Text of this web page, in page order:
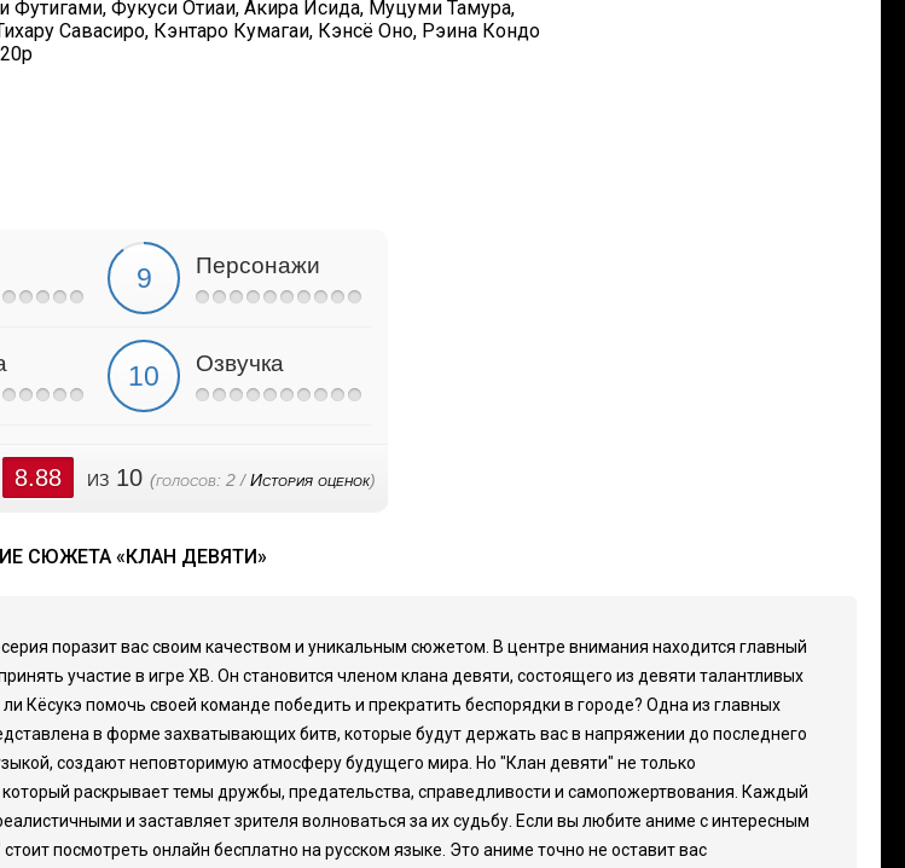
Футигами, Фукуси Отиаи, Акира Исида, Муцуми Тамура,
Савасиро, Кэнтаро Кумагаи, Кэнсё Оно, Рэина Кондо
Персонажи
Озвучка
8.88 из 10 (голосов: 2 /История оценок)
СЮЖЕТА «КЛАН ДЕВЯТИ»
поразит вас своим качеством и уникальным сюжетом. В центре внимания находится главный
участие в игре XB. Он становится членом клана девяти, состоящего из девяти талантливых
Кёсукэ помочь своей команде победить и прекратить беспорядки в городе? Одна из главных
в форме захватывающих битв, которые будут держать вас в напряжении до последнего
создают неповторимую атмосферу будущего мира. Но "Клан девяти" не только
раскрывает темы дружбы, предательства, справедливости и самопожертвования. Каждый
и заставляет зрителя волноваться за их судьбу. Если вы любите аниме с интересным
посмотреть онлайн бесплатно на русском языке. Это аниме точно не оставит вас